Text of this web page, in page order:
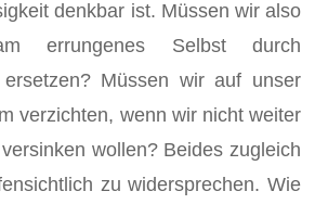
denkbar ist. Müssen wir also
errungenes Selbst durch
ersetzen? Müssen wir auf unser
verzichten, wenn wir nicht weiter
wollen? Beides zugleich
zu widersprechen. Wie